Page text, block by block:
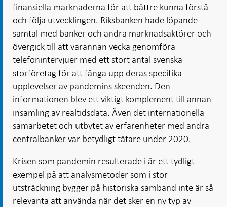
finansiella marknaderna för att bättre kunna förstå
och följa utvecklingen. Riksbanken hade löpande
samtal med banker och andra marknadsaktörer och
övergick till att varannan vecka genomföra
telefonintervjuer med ett stort antal svenska
storföretag för att fånga upp deras specifika
upplevelser av pandemins skeenden. Den
informationen blev ett viktigt komplement till annan
insamling av realtidsdata. Även det internationella
samarbetet och utbytet av erfarenheter med andra
centralbanker var betydligt tätare under 2020.
Krisen som pandemin resulterade i är ett tydligt
exempel på att analysmetoder som i stor
utsträckning bygger på historiska samband inte är så
relevanta att använda när det sker en ny typ av